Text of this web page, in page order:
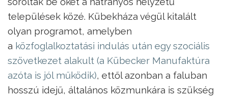
települések közé. Kübekháza végül kitalált
olyan programot, amelyben
a közfoglalkoztatási indulás után egy szociális
szövetkezet alakult (a Kübecker Manufaktúra
azóta is jól működik), ettől azonban a faluban
hosszú idejű, általános közmunkára is szükség